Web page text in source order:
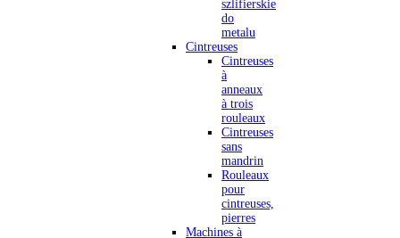
szlifierskie
do
metalu
Cintreuses
Cintreuses
à
anneaux
à trois
rouleaux
Cintreuses
sans
mandrin
Rouleaux
pour
cintreuses,
pierres
Machines à